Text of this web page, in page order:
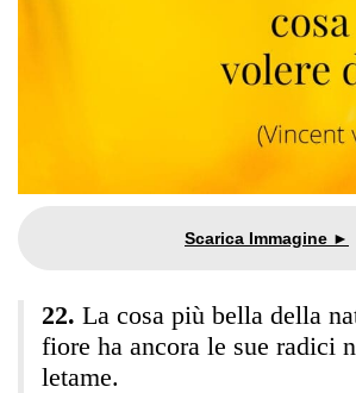
La cosa più bella della
fiore ha ancora le sue radici
letame.